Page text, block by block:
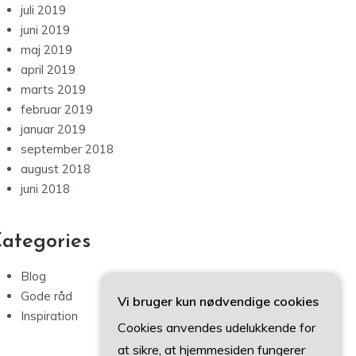
juli 2019
juni 2019
maj 2019
april 2019
marts 2019
februar 2019
januar 2019
september 2018
august 2018
juni 2018
Blog
Gode råd
Inspiration
Vi bruger kun nødvendige cookies
Cookies anvendes udelukkende for
at sikre, at hjemmesiden fungerer